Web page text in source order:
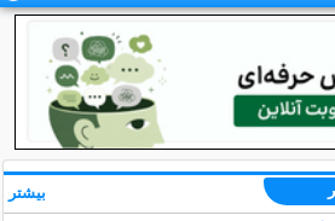
بیشتر